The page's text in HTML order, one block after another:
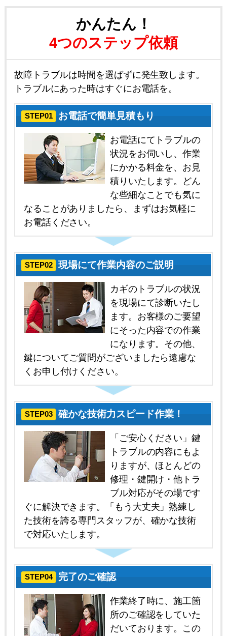
かんたん！
4つのステップ依頼
故障トラブルは時間を選ばずに発生致します。
トラブルにあった時はすぐにお電話を。
STEP01 お電話で簡単見積もり
お電話にてトラブルの
状況をお伺いし、作業
にかかる料金を、お見
積りいたします。どん
な些細なことでも気に
なることがありましたら、まずはお気軽に
お電話ください。
STEP02 現場にて作業内容のご説明
カギのトラブルの状況
を現場にて診断いたし
ます。お客様のご要望
にそった内容での作業
になります。その他、
鍵についてご質問がございましたら遠慮な
くお申し付けください。
STEP03 確かな技術力スピード作業！
「ご安心ください」鍵
トラブルの内容にもよ
りますが、ほとんどの
修理・鍵開け・他トラ
ブル対応がその場です
ぐに解決できます。「もう大丈夫」熟練し
た技術を誇る専門スタッフが、確かな技術
で対応いたします。
STEP04 完了のご確認
作業終了時に、施工箇
所のご確認をしていた
だいております。この